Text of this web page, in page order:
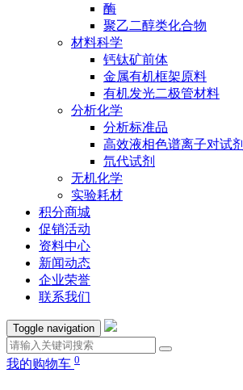
酶
聚乙二醇类化合物
材料科学
钙钛矿前体
金属有机框架原料
有机发光二极管材料
分析化学
分析标准品
高效液相色谱离子对试剂
氘代试剂
无机化学
实验耗材
积分商城
促销活动
资料中心
新闻动态
企业荣誉
联系我们
Toggle navigation
我的购物车 0